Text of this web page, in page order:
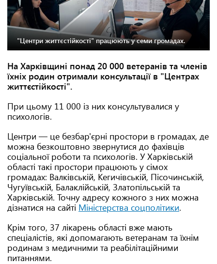
"Центри життєстійкості" працюють у семи громадах.
На Харківщині понад 20 000 ветеранів та членів
їхніх родин отримали консультації в "Центрах
життєстійкості".
При цьому 11 000 із них консультувалися у
психологів.
Центри — це безбар'єрні простори в громадах, де
можна безкоштовно звернутися до фахівців
соціальної роботи та психологів. У Харківській
області такі простори працюють у сімох
громадах: Валківській, Кегичівській, Пісочинській,
Чугуївській, Балаклійській, Златопільській та
Харківській. Точну адресу кожного з них можна
дізнатися на сайті Міністерства соцполітики.
Крім того, 37 лікарень області вже мають
спеціалістів, які допомагають ветеранам та їхнім
родинам з медичними та реабілітаційними
питаннями.